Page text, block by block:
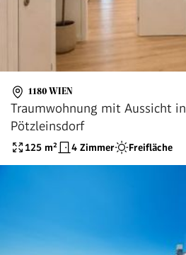
1180 WIEN
Traumwohnung mit Aussicht in
Pötzleinsdorf
125 m² 4 Zimmer Freifläche